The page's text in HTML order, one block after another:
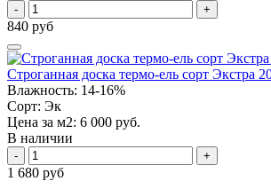
- +
840 руб
Строганная доска термо-ель сорт Экстра
Влажность: 14-16%
Сорт: Эк
Цена за м2: 6 000 руб.
В наличии
- +
1 680 руб